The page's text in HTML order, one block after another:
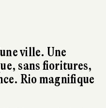
ville. Une
sans fioritures,
Rio magnifique